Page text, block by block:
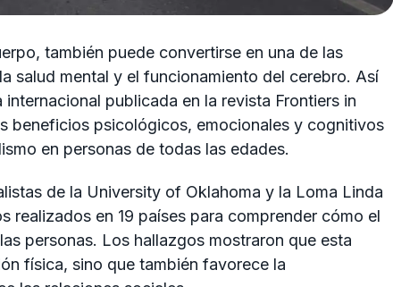
también puede convertirse en una de las
salud mental y el funcionamiento del cerebro. Así
publicada en la revista Frontiers in
beneficios psicológicos, emocionales y cognitivos
en personas de todas las edades.
de la University of Oklahoma y la Loma Linda
realizados en 19 países para comprender cómo el
personas. Los hallazgos mostraron que esta
física, sino que también favorece la